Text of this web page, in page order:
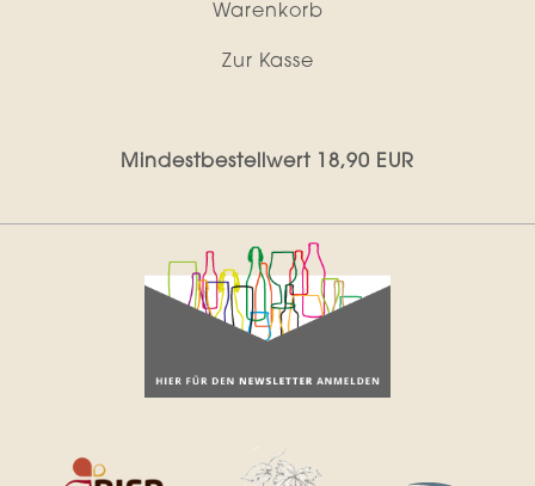
Warenkorb
Zur Kasse
Mindestbestellwert 18,90 EUR